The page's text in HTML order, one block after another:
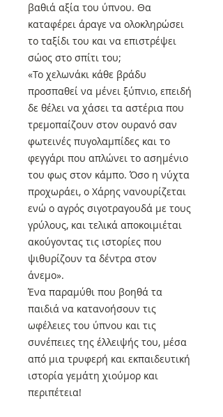
βαθιά αξία του ύπνου. Θα
καταφέρει άραγε να ολοκληρώσει
το ταξίδι του και να επιστρέψει
σώος στο σπίτι του;
«Το χελωνάκι κάθε βράδυ
προσπαθεί να μένει ξύπνιο, επειδή
δε θέλει να χάσει τα αστέρια που
τρεμοπαίζουν στον ουρανό σαν
φωτεινές πυγολαμπίδες και το
φεγγάρι που απλώνει το ασημένιο
του φως στον κάμπο. Όσο η νύχτα
προχωράει, ο Χάρης νανουρίζεται
ενώ ο αγρός σιγοτραγουδά με τους
γρύλους, και τελικά αποκοιμιέται
ακούγοντας τις ιστορίες που
ψιθυρίζουν τα δέντρα στον
άνεμο».
Ένα παραμύθι που βοηθά τα
παιδιά να κατανοήσουν τις
ωφέλειες του ύπνου και τις
συνέπειες της έλλειψής του, μέσα
από μια τρυφερή και εκπαιδευτική
ιστορία γεμάτη χιούμορ και
περιπέτεια!